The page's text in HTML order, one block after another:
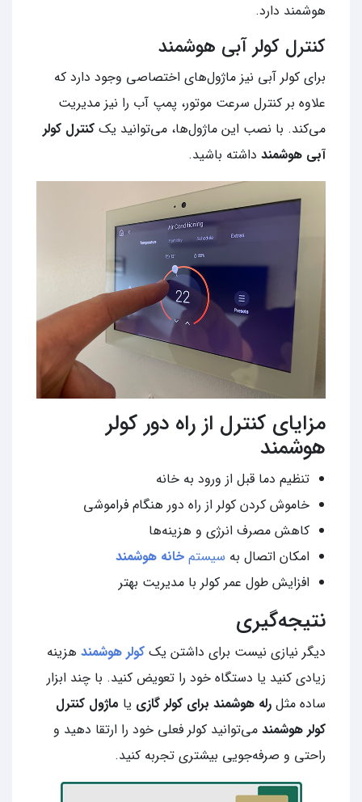
هوشمند دارد.
کنترل کولر آبی هوشمند
برای کولر آبی نیز ماژول‌های اختصاصی وجود دارد که
علاوه بر کنترل سرعت موتور، پمپ آب را نیز مدیریت
می‌کند. با نصب این ماژول‌ها، می‌توانید یک کنترل کولر
آبی هوشمند داشته باشید.
مزایای کنترل از راه دور کولر
هوشمند
تنظیم دما قبل از ورود به خانه
خاموش کردن کولر از راه دور هنگام فراموشی
کاهش مصرف انرژی و هزینه‌ها
امکان اتصال به سیستم خانه هوشمند
افزایش طول عمر کولر با مدیریت بهتر
نتیجه‌گیری
دیگر نیازی نیست برای داشتن یک کولر هوشمند هزینه
زیادی کنید یا دستگاه خود را تعویض کنید. با چند ابزار
ساده مثل رله هوشمند برای کولر گازی یا ماژول کنترل
کولر هوشمند می‌توانید کولر فعلی خود را ارتقا دهید و
راحتی و صرفه‌جویی بیشتری تجربه کنید.